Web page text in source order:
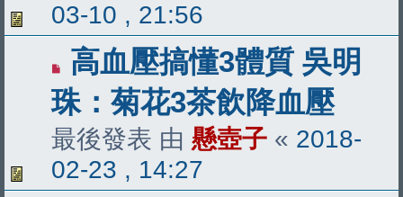
03-10 , 21:56
高血壓搞懂3體質 吳明
珠：菊花3茶飲降血壓
最後發表 由 懸壺子 « 2018-
02-23 , 14:27